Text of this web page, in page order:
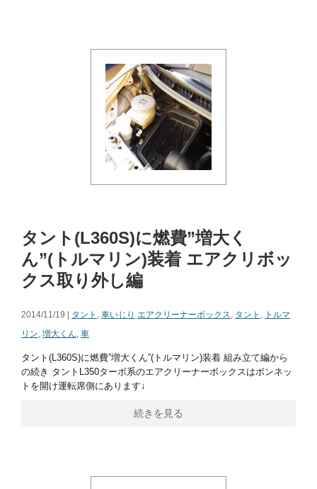
タント(L360S)に燃費”増大く
ん”(トルマリン)装着 エアクリボッ
クス取り外し編
2014/11/19 | タント , 車いじり エアクリーナーボックス, タント , トルマ
リン, 増大くん, 車
タント(L360S)に燃費”増大くん”(トルマリン)装着 組み立て編から
の続き タントL350ターボ系のエアクリーナーボックスはボンネッ
トを開け運転席側にあります↓
続きを見る